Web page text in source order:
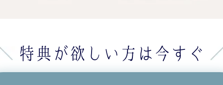
特典が欲しい方は今すぐ